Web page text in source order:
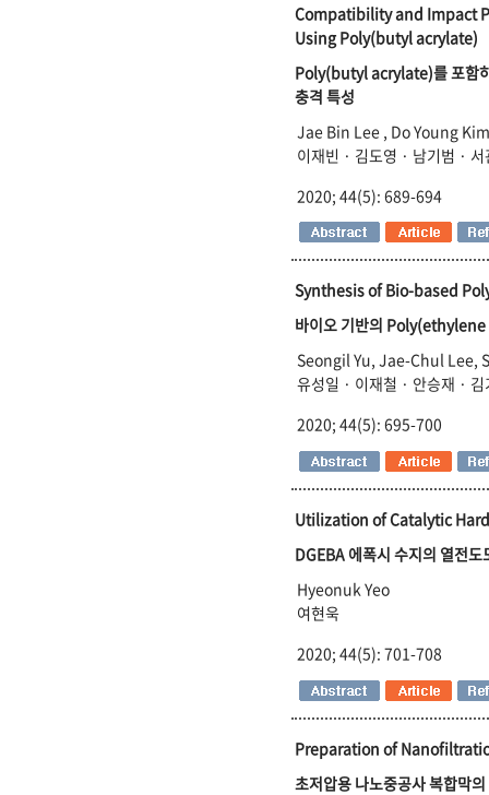
Compatibility and Impact
Using Poly(butyl acrylate)
Poly(butyl acrylate)를 포
충격 특성
Jae Bin Lee , Do Young
이재빈 · 김도영 · 남기범 ·
2020; 44(5): 689-694
Synthesis of Bio-based
바이오 기반의
Seongil Yu, Jae-Chul Lee,
유성일 · 이재철 · 안승재 · 김
2020; 44(5): 695-700
Utilization of Catalytic
DGEBA 에폭시 수지의 열전도
Hyeonuk Yeo
여현욱
2020; 44(5): 701-708
Preparation of
초저압용 나노중공사 복합막